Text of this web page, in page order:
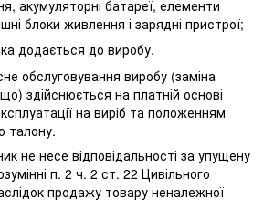
акумуляторні батареї, елементи
блоки живлення і зарядні пристрої;
додається до виробу.
обслуговування виробу (заміна
здійснюється на платній основі
на виріб та положенням
талону.
не несе відповідальності за упущену
п. 2 ч. 2 ст. 22 Цивільного
продажу товару неналежної